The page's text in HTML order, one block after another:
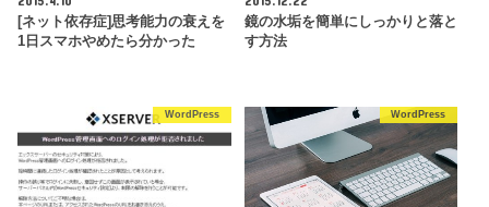
[ネット依存症]思考能力の衰えを
1日スマホやめたら分かった
鏡の水垢を簡単にしっかりと落と
す方法
WordPress WordPress